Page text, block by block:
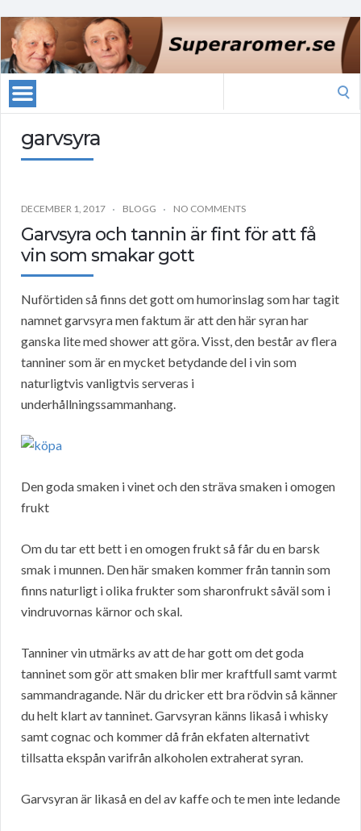
garvsyra
DECEMBER 1, 2017 BLOGG NO COMMENTS
Garvsyra och tannin är fint för att få
vin som smakar gott
Nuförtiden så finns det gott om humorinslag som har tagit
namnet garvsyra men faktum är att den här syran har
ganska lite med shower att göra. Visst, den består av flera
tanniner som är en mycket betydande del i vin som
naturligtvis vanligtvis serveras i
underhållningssammanhang.
Den goda smaken i vinet och den sträva smaken i omogen
frukt
Om du tar ett bett i en omogen frukt så får du en barsk
smak i munnen. Den här smaken kommer från tannin som
finns naturligt i olika frukter som sharonfrukt såväl som i
vindruvornas kärnor och skal.
Tanniner vin utmärks av att de har gott om det goda
tanninet som gör att smaken blir mer kraftfull samt varmt
sammandragande. När du dricker ett bra rödvin så känner
du helt klart av tanninet. Garvsyran känns likaså i whisky
samt cognac och kommer då från ekfaten alternativt
tillsatta ekspån varifrån alkoholen extraherat syran.
Garvsyran är likaså en del av kaffe och te men inte ledande